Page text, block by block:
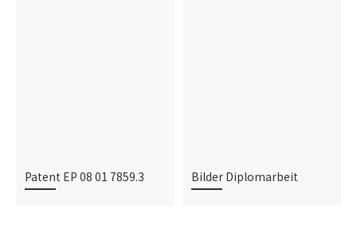
Patent EP 08 01 7859.3 Bilder Diplomarbeit